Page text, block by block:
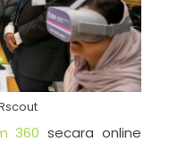
360 secara online